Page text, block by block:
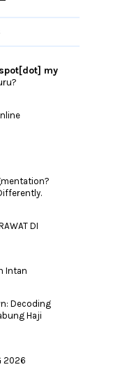
my
DI
Intan
Decoding
Haji
2026